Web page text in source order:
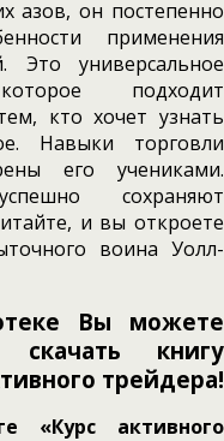
азов, он постепенно
применения
Это универсальное
подходит
кто хочет узнать
Навыки торговли
его учениками.
сохраняют
и вы откроете
воина Уолл-
Вы можете
скачать книгу
трейдера!
«Курс активного